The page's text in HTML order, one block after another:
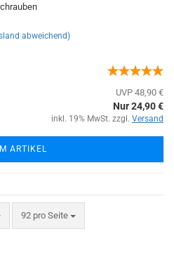
abweichend)
UVP 48,90 €
Nur 24,90 €
inkl. 19% MwSt. zzgl. Versand
ARTIKEL
92 pro Seite